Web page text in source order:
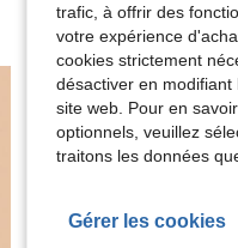
trafic, à offrir des
votre expérience
cookies strictement
désactiver en
site web. Pour en
optionnels, veuillez
traitons les données
Gérer les cookies